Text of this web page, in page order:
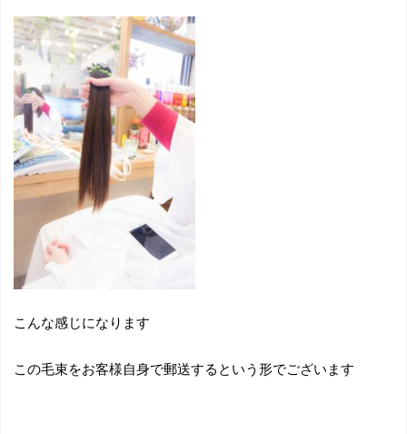
こんな感じになります
この毛束をお客様自身で郵送するという形でございます